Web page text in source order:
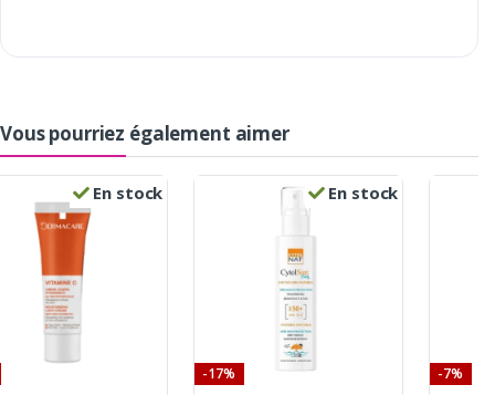
Vous pourriez également aimer
En stock En stock
-17% -7%